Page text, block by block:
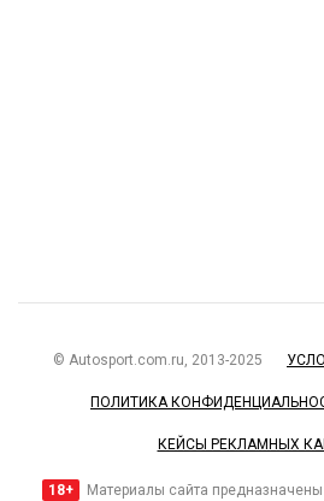
© Autosport.com.ru, 2013-2025
ПОЛИТИКА
КЕЙСЫ РЕКЛАМНЫХ
18+ Материалы сайта